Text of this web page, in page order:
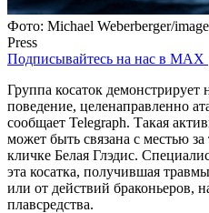
Фото: Michael Weberberger/
Press
Подписывайтесь на нас в MAX
Группа косаток демонстрирует
поведение, целенаправленно
сообщает Telegraph. Такая
может быть связана с местью
кличке Белая Глэдис.
эта косатка, получившая
или от действий браконьеров,
плавсредства.